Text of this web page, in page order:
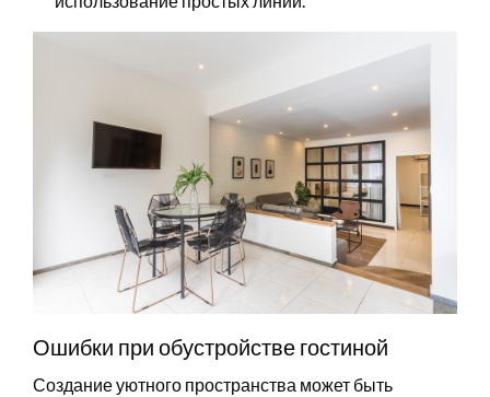
Ошибки при обустройстве гостиной
Создание уютного пространства может быть